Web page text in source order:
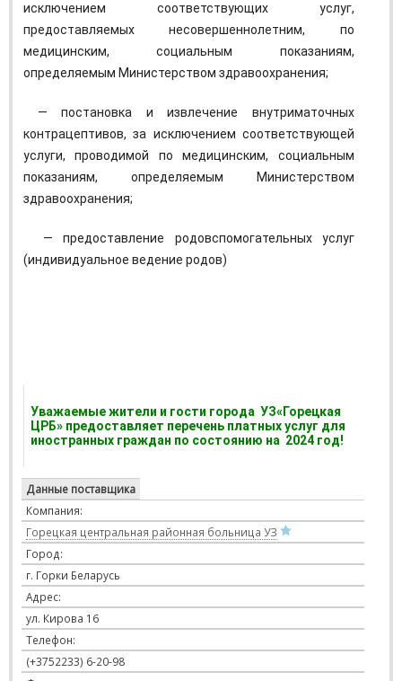
исключением соответствующих услуг,
предоставляемых несовершеннолетним, по
медицинским, социальным показаниям,
определяемым Министерством здравоохранения;
— постановка и извлечение внутриматочных
контрацептивов, за исключением соответствующей
услуги, проводимой по медицинским, социальным
показаниям, определяемым Министерством
здравоохранения;
— предоставление родовспомогательных услуг
(индивидуальное ведение родов)
Уважаемые жители и гости города УЗ«Горецкая
ЦРБ» предоставляет перечень платных услуг для
иностранных граждан по состоянию на 2024 год!
Данные поставщика
Компания:
Горецкая центральная районная больница УЗ
Город:
г. Горки Беларусь
Адрес:
ул. Кирова 16
Телефон:
(+3752233) 6-20-98